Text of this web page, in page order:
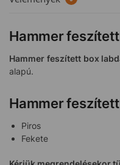
Hammer
Hammer feszített box
alapú.
Hammer
Piros
Fekete